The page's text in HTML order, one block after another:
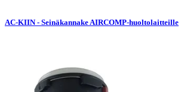
AC-KIIN - Seinäkannake AIRCOMP-huoltolaitteille